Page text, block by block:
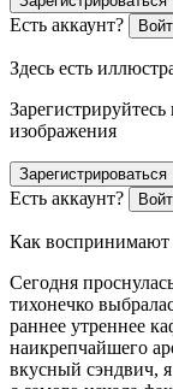
Есть аккаунт?
Здесь есть
изображения
Зарегистрироваться
Есть аккаунт?
Как воспринимают
Сегодня
тихонечко
раннее утреннее
наикрепчайшего
вкусный сэндвич,